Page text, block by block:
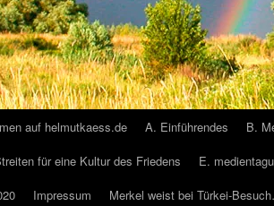
auf helmutkaess.de A. Einführendes
B.
für eine Kultur des Friedens E.
Impressum Merkel weist bei Türkei-